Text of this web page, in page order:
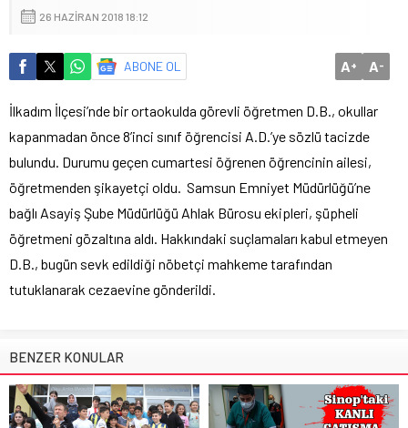
26 HAZIRAN 2018 18:12
ABONE OL A+ A-
İlkadım İlçesi’nde bir ortaokulda görevli öğretmen D.B., okullar
kapanmadan önce 8’inci sınıf öğrencisi A.D.’ye sözlü tacizde
bulundu. Durumu geçen cumartesi öğrenen öğrencinin ailesi,
öğretmenden şikayetçi oldu. Samsun Emniyet Müdürlüğü’ne
bağlı Asayiş Şube Müdürlüğü Ahlak Bürosu ekipleri, şüpheli
öğretmeni gözaltına aldı. Hakkındaki suçlamaları kabul etmeyen
D.B., bugün sevk edildiği nöbetçi mahkeme tarafından
tutuklanarak cezaevine gönderildi.
BENZER KONULAR